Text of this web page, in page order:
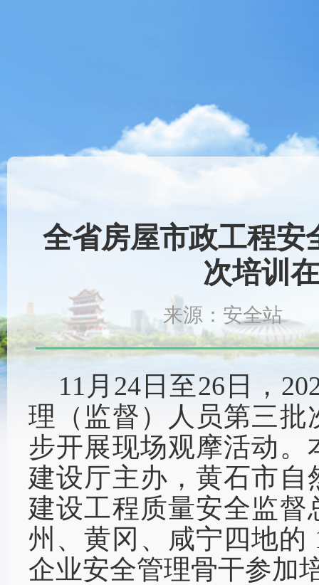
全省房屋市政工程安
次培训
来源：安全站
11月24日至26日，
理（监督）人员第三
步开展现场观摩活动
建设厅主办，黄石市
建设工程质量安全监
州、黄冈、咸宁四地的
企业安全管理骨干参加